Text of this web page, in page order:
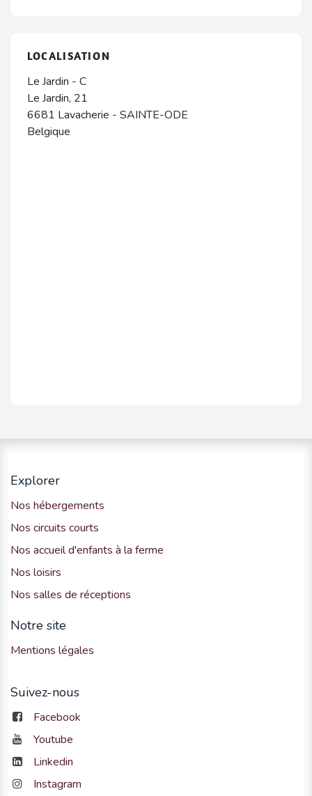
LOCALISATION
Le Jardin - C
Le Jardin, 21
6681 Lavacherie - SAINTE-ODE
Belgique
Explorer
Nos hébergements
Nos circuits courts
Nos accueil d'enfants à la ferme
Nos loisirs
Nos salles de réceptions
Notre site
Mentions légales
Suivez-nous
Facebook
Youtube
Linkedin
Instagram